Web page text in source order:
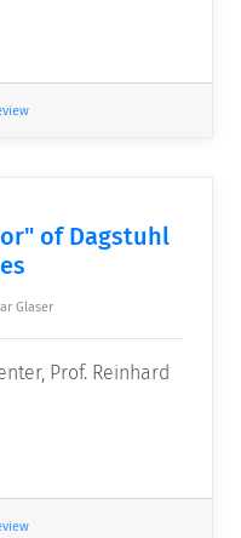
of Dagstuhl
Glaser
Prof. Reinhard